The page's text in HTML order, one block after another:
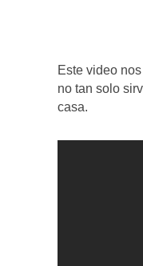
Este video
no tan solo
casa.